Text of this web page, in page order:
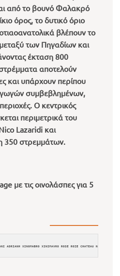
από το βουνό Φαλακρό
όρος, το δυτικό όριο
βλέπουν το
των Πηγαδίων και
έκταση 800
αποτελούν
και υπάρχουν περίπου
συμβεβλημένων,
περιοχές. Ο κεντρικός
περιμετρικά του
Lazaridi και
350 στρεμμάτων.
με τις οινολάσπες για 5
ADRIANH XINOMABRO XINIMAVRO ROSE ROZE CHATEAU NIKO